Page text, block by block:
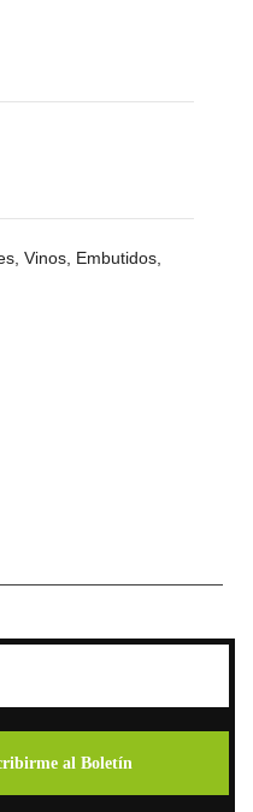
Vinos, Embutidos,